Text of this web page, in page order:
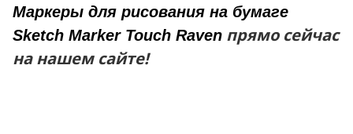
Маркеры для рисования на бумаге
Sketch Marker Touch Raven прямо сейчас
на нашем сайте!